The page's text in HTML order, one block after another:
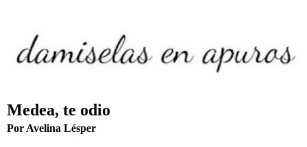
Medea, te odio
Por Avelina Lésper